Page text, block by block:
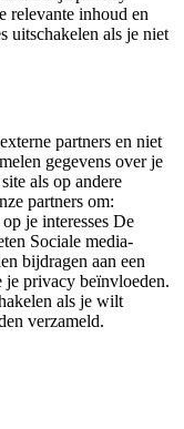
relevante inhoud en
uitschakelen als je niet
partners en niet
gegevens over je
als op andere
partners om:
je interesses De
Sociale media-
bijdragen aan een
je privacy beïnvloeden.
als je wilt
verzameld.